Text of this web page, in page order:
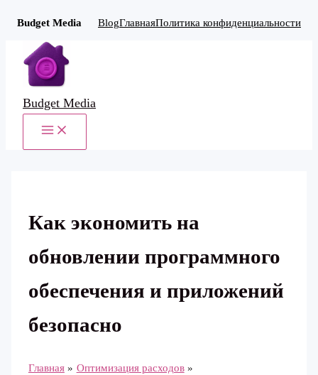
Budget Media BlogГлавнаяПолитика конфиденциальности
Перейти
содержимому
Budget Media
MAIN
Как экономить на
обновлении программного
обеспечения и приложений
безопасно
Главная
Оптимизация расходов